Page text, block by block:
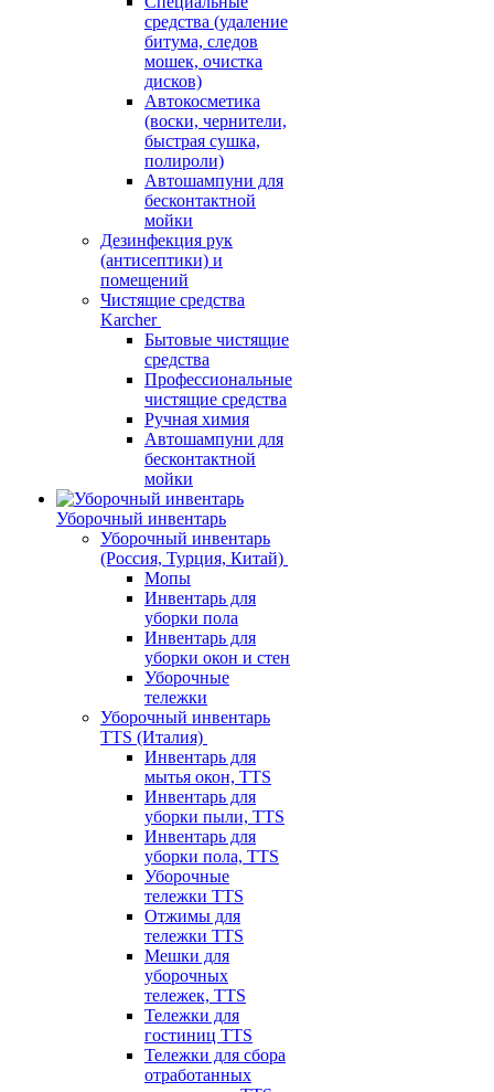
средства (удаление
битума, следов
мошек, очистка
дисков)
Автокосметика
(воски, чернители,
быстрая сушка,
полироли)
Автошампуни для
бесконтактной
мойки
Дезинфекция рук
(антисептики) и
помещений
Чистящие средства
Karcher
Бытовые чистящие
средства
Профессиональные
чистящие средства
Ручная химия
Автошампуни для
бесконтактной
мойки
Уборочный инвентарь
Уборочный инвентарь
(Россия, Турция, Китай)
Мопы
Инвентарь для
уборки пола
Инвентарь для
уборки окон и стен
Уборочные
тележки
Уборочный инвентарь
TTS (Италия)
Инвентарь для
мытья окон, TTS
Инвентарь для
уборки пыли, TTS
Инвентарь для
уборки пола, TTS
Уборочные
тележки TTS
Отжимы для
тележки TTS
Мешки для
уборочных
тележек, TTS
Тележки для
гостиниц TTS
Тележки для сбора
отработанных